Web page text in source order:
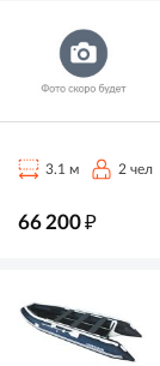
3.1 м 2 чел
66 200₽